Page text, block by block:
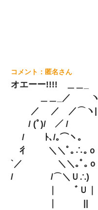
匿名
オエーー!!!! ＿＿_
＿＿_／ ヽ
／ ／ ／⌒ヽ|
/ (ﾟ)/ ／ /
/ ﾄ､/｡⌒ヽ。
彳 ＼＼ﾟ｡∴｡ｏ
`／ ＼＼｡ﾟ｡ｏ
/ /⌒＼Ｕ∴)
｜ ﾞＵ｜